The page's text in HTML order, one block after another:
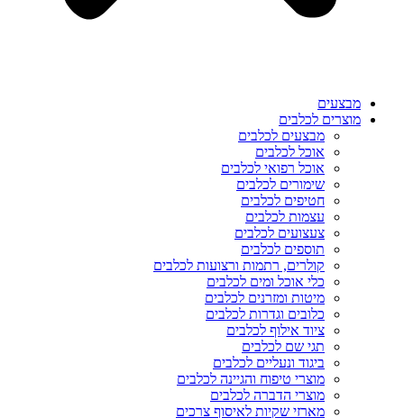
מבצעים
מוצרים לכלבים
מבצעים לכלבים
אוכל לכלבים
אוכל רפואי לכלבים
שימורים לכלבים
חטיפים לכלבים
עצמות לכלבים
צעצועים לכלבים
תוספים לכלבים
קולרים, רתמות ורצועות לכלבים
כלי אוכל ומים לכלבים
מיטות ומזרנים לכלבים
כלובים וגדרות לכלבים
ציוד אילוף לכלבים
תגי שם לכלבים
ביגוד ונעליים לכלבים
מוצרי טיפוח והגיינה לכלבים
מוצרי הדברה לכלבים
מארזי שקיות לאיסוף צרכים